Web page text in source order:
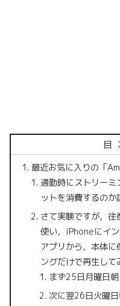
目
最近お気に入りの「
通勤時にストリー
ットを消費するのか
さて実験ですが，
使い，iPhoneにイ
アプリから，本体
ングだけで再生して
まず25日月曜日
次に翌26日火曜